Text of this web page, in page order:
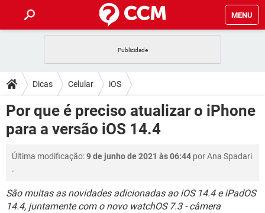
MENU
CELULAR
OUTLOOK EXCEL
INSTAGRAM GMAIL
DICAS
JOGOS
CELULAR FACEBOOK
INSTAGRAM GMAIL
DOWNLOADS
JOGOS WHATSAPP
INSTAGRAM GMAIL
GUIA DE COMPRAS
FÓRUM
JOGOS WHATSAPP
OUTLOOK EXCEL
JOGOS WHATSAPP
CELULAR FACEBOOK
Dicas Celular iOS
Por que é preciso atualizar o iPhone
para a versão iOS 14.4
Última modificação:9 de junho de 2021 às 06:44 porAna Spadari
.
São muitas as novidades adicionadas ao iOS 14.4 e iPadOS
14.4, juntamente com o novo watchOS 7.3 - câmera